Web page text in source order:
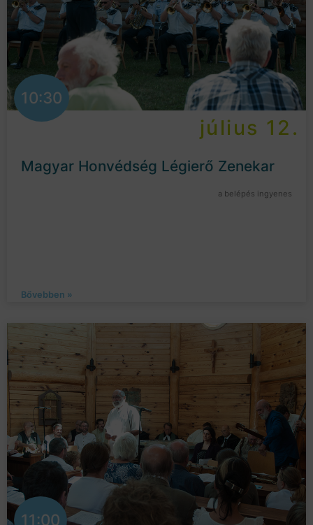
10:30
július 12.
Magyar Honvédség Légierő Zenekar
a belépés ingyenes
Bővebben »
11:00